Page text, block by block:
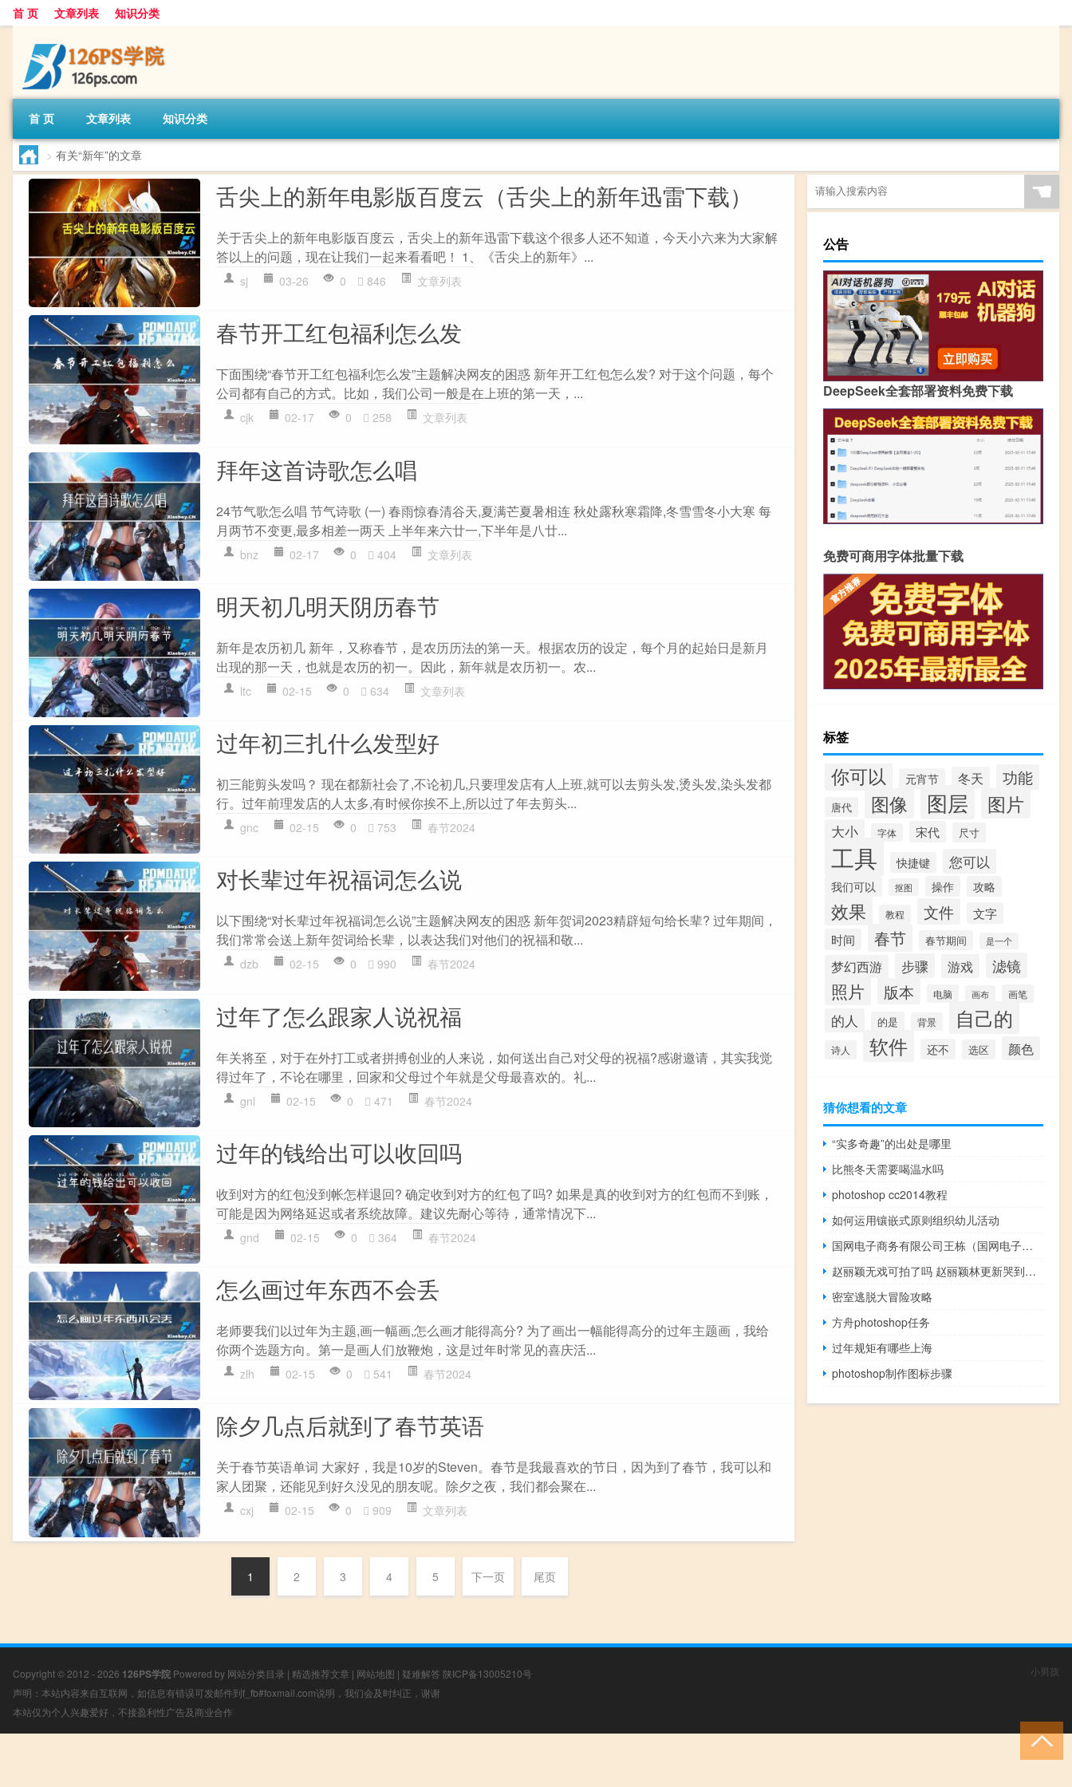
首 页 文章列表 知识分类
首 页 文章列表 知识分类
> 有关“新年”的文章
舌尖上的新年电影版百度云（舌尖上的新年迅雷下载）
关于舌尖上的新年电影版百度云，舌尖上的新年迅雷下载这个很多人还不知道，今天小六来为大家解
答以上的问题，现在让我们一起来看看吧！ 1、《舌尖上的新年》...
sj 03-26 0 846 文章列表
春节开工红包福利怎么发
下面围绕“春节开工红包福利怎么发”主题解决网友的困惑 新年开工红包怎么发? 对于这个问题，每个
公司都有自己的方式。比如，我们公司一般是在上班的第一天，...
cjk 02-17 0 258 文章列表
拜年这首诗歌怎么唱
24节气歌怎么唱 节气诗歌 (一) 春雨惊春清谷天,夏满芒夏暑相连 秋处露秋寒霜降,冬雪雪冬小大寒 每
月两节不变更,最多相差一两天 上半年来六廿一,下半年是八廿...
bnz 02-17 0 404 文章列表
明天初几明天阴历春节
新年是农历初几 新年，又称春节，是农历历法的第一天。根据农历的设定，每个月的起始日是新月
出现的那一天，也就是农历的初一。因此，新年就是农历初一。农...
ltc 02-15 0 634 文章列表
过年初三扎什么发型好
初三能剪头发吗？ 现在都新社会了,不论初几,只要理发店有人上班,就可以去剪头发,烫头发,染头发都
行。过年前理发店的人太多,有时候你挨不上,所以过了年去剪头...
gnc 02-15 0 753 春节2024
对长辈过年祝福词怎么说
以下围绕“对长辈过年祝福词怎么说”主题解决网友的困惑 新年贺词2023精辟短句给长辈? 过年期间，
我们常常会送上新年贺词给长辈，以表达我们对他们的祝福和敬...
dzb 02-15 0 990 春节2024
过年了怎么跟家人说祝福
年关将至，对于在外打工或者拼搏创业的人来说，如何送出自己对父母的祝福?感谢邀请，其实我觉
得过年了，不论在哪里，回家和父母过个年就是父母最喜欢的。礼...
gnl 02-15 0 471 春节2024
过年的钱给出可以收回吗
收到对方的红包没到帐怎样退回? 确定收到对方的红包了吗? 如果是真的收到对方的红包而不到账，
可能是因为网络延迟或者系统故障。建议先耐心等待，通常情况下...
gnd 02-15 0 364 春节2024
怎么画过年东西不会丢
老师要我们以过年为主题,画一幅画,怎么画才能得高分? 为了画出一幅能得高分的过年主题画，我给
你两个选题方向。第一是画人们放鞭炮，这是过年时常见的喜庆活...
zlh 02-15 0 541 春节2024
除夕几点后就到了春节英语
关于春节英语单词 大家好，我是10岁的Steven。春节是我最喜欢的节日，因为到了春节，我可以和
家人团聚，还能见到好久没见的朋友呢。除夕之夜，我们都会聚在...
cxj 02-15 0 909 文章列表
1 2 3 4 5 下一页 尾页
☚
公告
DeepSeek全套部署资料免费下载
免费可商用字体批量下载
标签
你可以 元宵节 冬天 功能
唐代 图像 图层 图片
大小 字体 宋代 尺寸
工具 快捷键 您可以
我们可以 抠图 操作 攻略
效果 教程 文件
文字
时间
春节 春节期间 是一个
梦幻西游 步骤 游戏 滤镜
照片 版本 电脑 画布 画笔
的人 的是 背景 自己的
诗人 软件 还不 选区 颜色
猜你想看的文章
“实多奇趣”的出处是哪里
比熊冬天需要喝温水吗
photoshop cc2014教程
如何运用镶嵌式原则组织幼儿活动
国网电子商务有限公司王栋（国网电子商务有限公司）
赵丽颖无戏可拍了吗 赵丽颖林更新哭到出不了戏
密室逃脱大冒险攻略
方舟photoshop任务
过年规矩有哪些上海
photoshop制作图标步骤
Copyright © 2012 - 2026 126PS学院 Powered by 网站分类目录 | 精选推荐文章 | 网站地图 | 疑难解答 陕ICP备13005210号
声明：本站内容来自互联网，如信息有错误可发邮件到f_fb#foxmail.com说明，我们会及时纠正，谢谢
本站仅为个人兴趣爱好，不接盈利性广告及商业合作
小男孩